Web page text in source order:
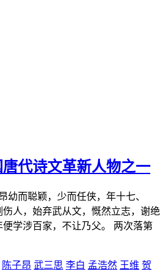
代诗文革新人物之一
幼而聪颖，少而任侠，年十七、
人，始弃武从文，慨然立志，谢绝
便学涉百家，不让乃父。 两次落第
陈子昂 武三思 李白 孟浩然 王维 贺